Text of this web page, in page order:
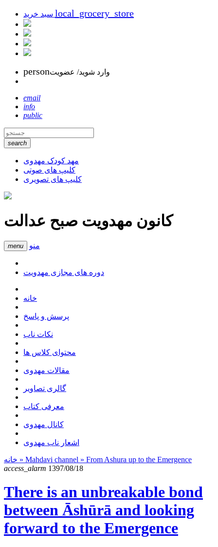
local_grocery_store
personوارد شوید/ عضویت
email
info
public
search
مهد کودک مهدوی
کلیپ های صوتی
کلیپ های تصویری
کانون مهدویت صبح عدالت
menu منو
دوره های مجازی مهدویت
خانه
پرسش و پاسخ
نکات ناب
محتوای کلاس ها
مقالات مهدوی
گالری تصاویر
معرفی کتاب
کانال مهدوی
اشعار ناب مهدوی
» Mahdavi channel » From Ashura up to the Emergence
access_alarm 1397/08/18
There is an unbreakable bond
between Āshūrā and looking
forward to the Emergence